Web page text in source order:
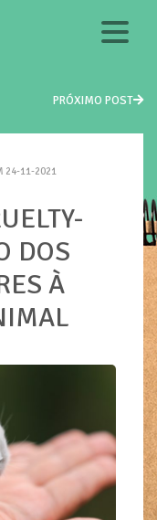
PRÓXIMO POST
24-11-2021
DOS
À